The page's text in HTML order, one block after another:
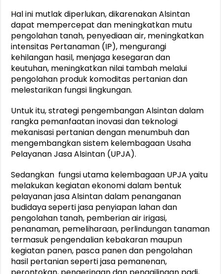
Hal ini mutlak diperlukan, dikarenakan Alsintan
dapat mempercepat dan meningkatkan mutu
pengolahan tanah, penyediaan air, meningkatkan
intensitas Pertanaman (IP), mengurangi
kehilangan hasil, menjaga kesegaran dan
keutuhan, meningkatkan nilai tambah melalui
pengolahan produk komoditas pertanian dan
melestarikan fungsi lingkungan.
Untuk itu, strategi pengembangan Alsintan dalam
rangka pemanfaatan inovasi dan teknologi
mekanisasi pertanian dengan menumbuh dan
mengembangkan sistem kelembagaan Usaha
Pelayanan Jasa Alsintan (UPJA).
Sedangkan fungsi utama kelembagaan UPJA yaitu
melakukan kegiatan ekonomi dalam bentuk
pelayanan jasa Alsintan dalam penanganan
budidaya seperti jasa penyiapan lahan dan
pengolahan tanah, pemberian air irigasi,
penanaman, pemeliharaan, perlindungan tanaman
termasuk pengendalian kebakaran maupun
kegiatan panen, pasca panen dan pengolahan
hasil pertanian seperti jasa pemanenan,